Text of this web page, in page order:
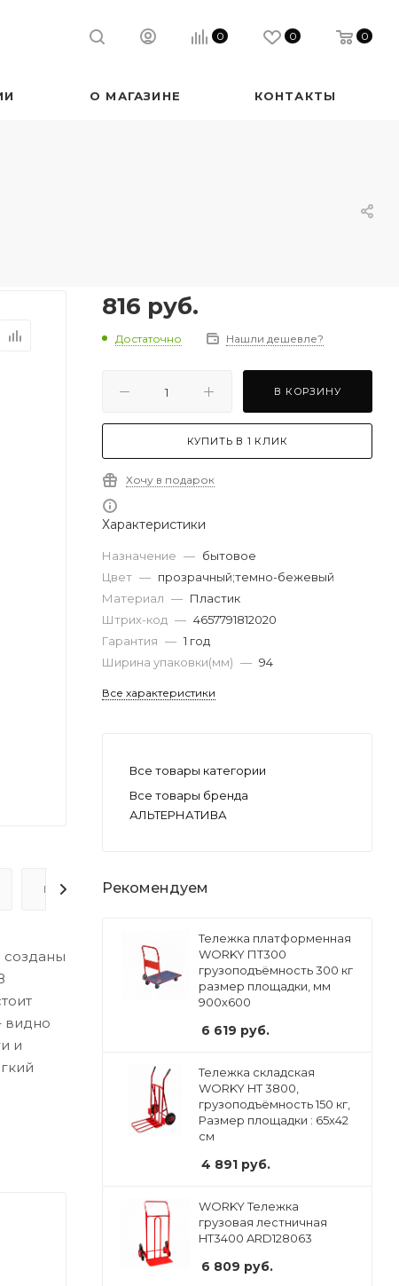
0 0 0
О МАГАЗИНЕ КОНТАКТЫ
ВОПРОС-ОТВЕТ
созданы
видно
и
816 руб.
Достаточно Нашли дешевле?
В КОРЗИНУ
КУПИТЬ В 1 КЛИК
Хочу в подарок
Характеристики
Назначение — бытовое
Цвет — прозрачный;темно-бежевый
Материал — Пластик
Штрих-код — 4657791812020
Гарантия — 1 год
Ширина упаковки(мм) — 94
Все характеристики
Все товары категории
Все товары бренда
АЛЬТЕРНАТИВА
Рекомендуем
Тележка платформенная
WORKY ПT300
грузоподъёмность 300 кг
размер площадки, мм
900х600
6 619 руб.
Тележка складская
WORKY HT 3800,
грузоподъёмность 150 кг,
Размер площадки : 65х42
см
4 891 руб.
WORKY Тележка
грузовая лестничная
HT3400 ARD128063
6 809 руб.